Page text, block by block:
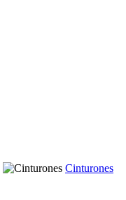
Cinturones